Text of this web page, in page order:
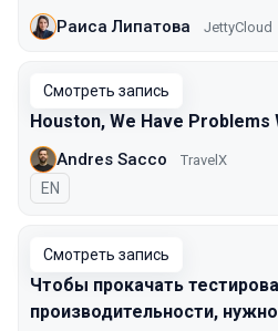
Раиса Липатова JettyCloud
Смотреть запись
Houston, We Have Problems
Andres Sacco TravelX
На английском языке
EN
Смотреть запись
Чтобы прокачать
производительности,